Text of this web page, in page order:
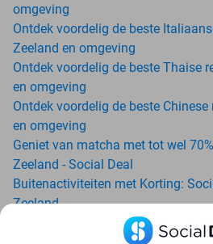
omgeving
Ontdek voordelig de beste
Zeeland en omgeving
Ontdek voordelig de beste Thaise
en omgeving
Ontdek voordelig de beste
en omgeving
Geniet van matcha met tot wel
Zeeland - Social Deal
Buitenactiviteiten met Korting:
Zeeland
Ga voordelig de padelbaan op met